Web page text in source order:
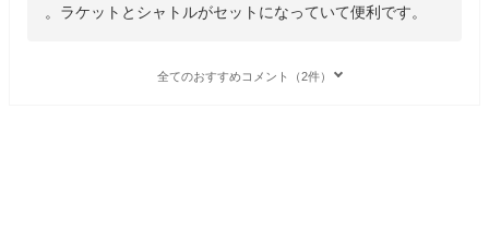
。ラケットとシャトルがセットになっていて便利です。
全てのおすすめコメント（2件）